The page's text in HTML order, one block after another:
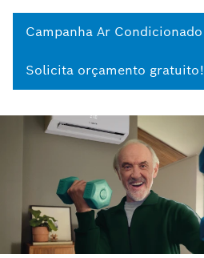
Campanha Ar Condicionado
Solicita orçamento gratuito!